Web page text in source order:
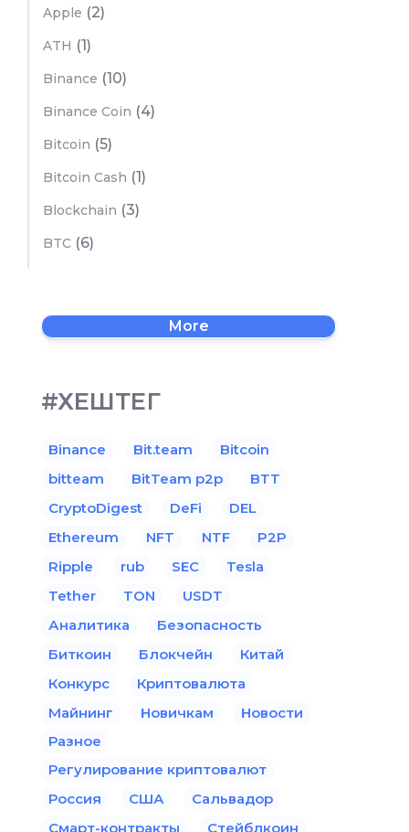
Apple (2)
ATH (1)
Binance (10)
Binance Coin (4)
Bitcoin (5)
Bitcoin Cash (1)
Blockchain (3)
BTC (6)
More
#ХЕШТЕГ
Binance Bit.team
Bitcoin
bitteam
BitTeam p2p
BTT
CryptoDigest
DeFi
DEL
Ethereum
NFT NTF
P2P
Ripple
rub SEC
Tesla
Tether
TON
USDT
Аналитика
Безопасность
Биткоин
Блокчейн
Китай
Конкурс
Криптовалюта
Майнинг
Новичкам
Новости
Разное
Регулирование криптовалют
Россия
США
Сальвадор
Смарт-контракты
Стейблкоин